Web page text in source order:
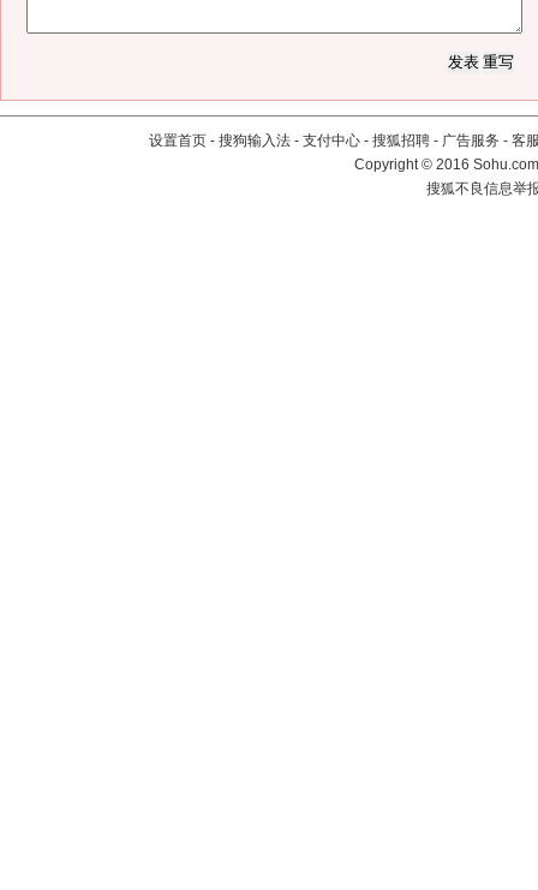
设置首页 - 搜狗输入法 - 支付中心 - 搜狐招聘 - 广告服务 - 客
Copyright©2016
搜狐不良信息举